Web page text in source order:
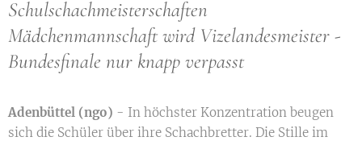
Schulschachmeisterschaften
Mädchenmannschaft wird Vizelandesmeister -
Bundesfinale nur knapp verpasst
Adenbüttel (ngo) - In höchster Konzentration beugen
sich die Schüler über ihre Schachbretter. Die Stille im